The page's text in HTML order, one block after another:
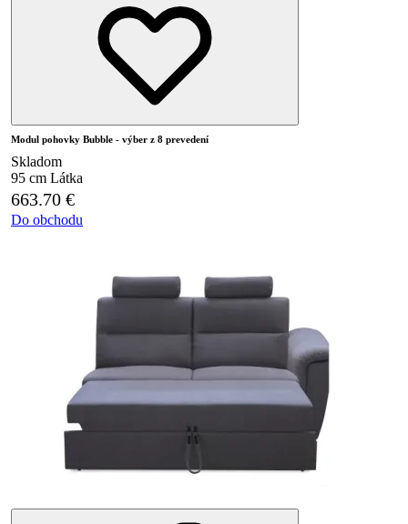
Modul pohovky Bubble - výber z 8 prevedení
Skladom
95 cm Látka
663.70 €
Do obchodu